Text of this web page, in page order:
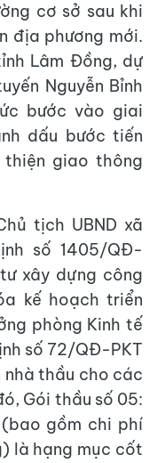
cơ sở sau khi
địa phương mới.
Lâm Đồng, dự
Nguyễn Bỉnh
bước vào giai
dấu bước tiến
giao thông
tịch UBND xã
số 1405/QĐ-
xây dựng công
kế hoạch triển
phòng Kinh tế
số 72/QĐ-PKT
nhà thầu cho các
Gói thầu số 05:
gồm chi phí
là hạng mục cốt